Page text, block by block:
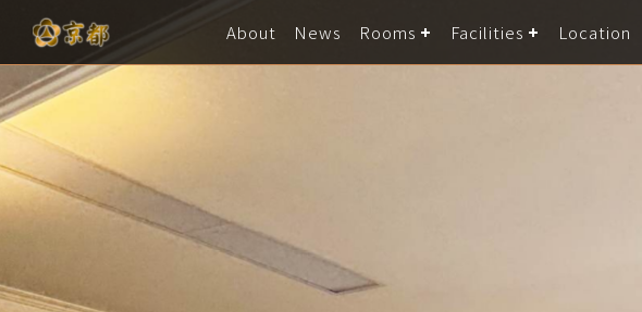
About News Rooms Facilities Location